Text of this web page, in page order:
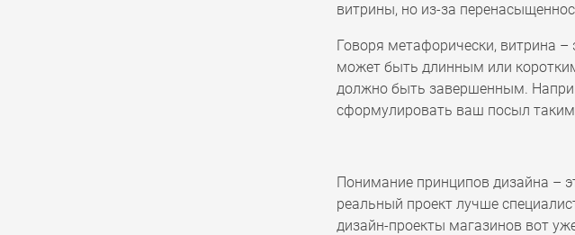
витрины, но из-за
Говоря метафорически, витрина
может быть длинным или
должно быть завершенным.
сформулировать ваш посыл таким
Понимание принципов дизайна –
реальный проект лучше
дизайн-проекты магазинов вот